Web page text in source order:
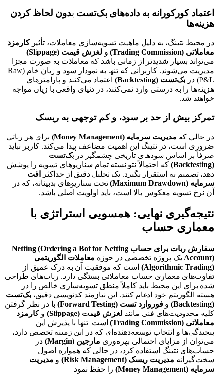
اعتماد کورکورانه به داده‌های بک‌تست بدون لحاظ کردن
هزینه‌ها
در محیط نتینگ، به دلیل ماهیت تسویه‌سازی معاملات، تأثیرکارمزد
معاملاتی (Trading Commission)
و لغزش قیمت (Slippage)
می‌تواند بسیار شدیدتر از زمانی باشد که معاملات به صورت مجزا
مدیریت می‌شوند. کاربرانی که تنها به نمودار سود و زیان خام (Raw
P&L) در
بک‌تست (Backtesting)
اعتماد می‌کنند و پارامترهای
هزینه‌ها را به درستی وارد نمی‌کنند، در دنیای واقعی با زیان مواجه
خواهند شد.
تمرکز بیش از حد بر سود، و کم توجهی به ریسک
در حالی که مدیریت سرمایه (Money Management)
برای هر رباتی
ضروری است، در نتینگ این اهمیت مضاعف پیدا می‌کند. کاربر نباید
صرفاً بر اساس سودهای تاریخی چشمگیر در بک‌تست
(Backtesting)
که احتمالاً نتوانسته تمام سناریوهای تسویه را پوشش
دهد، تصمیم به استقرار بگیرد. یک تحلیل دقیق از حداکثر
افت
سرمایه (Maximum Drawdown)
تحت سناریوهای بدبینانه، که در
آن نرخ تسویه معکوس بالا است، باید اولویت اصلی باشد.
نتیجه‌گیری نهایی: همسویی استراتژی با
معماری حساب
سفارش ربات برای حساب Netting (Ordering a Bot for Netting
Account) یک پروژه تخصصی در حوزه معاملات الگوریتمی
(Algorithmic Trading)
است که موفقیت آن به درک عمیق از
تفاوت‌های معماری حساب معاملاتی بستگی دارد. ربات‌های طراحی
شده برای این محیط باید کاملاً منطق تسویه‌سازی خالص را در
هسته الگوریتم خود ادغام کنند. این نیازمند کدنویسی دقیق، بک‌تست
(Backtesting)
و فوروارد تست (Forward Testing)
با در نظر گرفتن
کلیه محدودیت‌های فنی مانند لغزش قیمت (Slippage) وکارمزد
معاملاتی (Trading Commission)
است. تنها با پذیرش این
پیچیدگی‌ها و انتخاب توسعه‌دهنده‌ای که در این زمینه تخصص دارد،
می‌توان از مزایای احتمالی بهره‌وری مارجین (Margin)
در
حساب‌های نتینگ استفاده کرد، در حالی که همواره اصول
سخت‌گیرانه مدیریت ریسک (Risk Management) و مدیریت
سرمایه (Money Management)
را حفظ نمود.